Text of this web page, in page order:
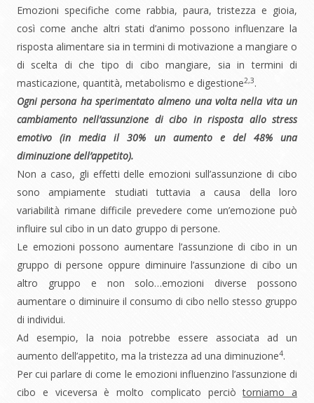
Emozioni specifiche come rabbia, paura, tristezza e gioia,
così come anche altri stati d’animo possono influenzare la
risposta alimentare sia in termini di motivazione a mangiare o
di scelta di che tipo di cibo mangiare, sia in termini di
masticazione, quantità, metabolismo e digestione2,3.
Ogni persona ha sperimentato almeno una volta nella vita un
cambiamento nell’assunzione di cibo in risposta allo stress
emotivo (in media il 30% un aumento e del 48% una
diminuzione dell’appetito).
Non a caso, gli effetti delle emozioni sull’assunzione di cibo
sono ampiamente studiati tuttavia a causa della loro
variabilità rimane difficile prevedere come un’emozione può
influire sul cibo in un dato gruppo di persone.
Le emozioni possono aumentare l’assunzione di cibo in un
gruppo di persone oppure diminuire l’assunzione di cibo un
altro gruppo e non solo…emozioni diverse possono
aumentare o diminuire il consumo di cibo nello stesso gruppo
di individui.
Ad esempio, la noia potrebbe essere associata ad un
aumento dell’appetito, ma la tristezza ad una diminuzione4.
Per cui parlare di come le emozioni influenzino l’assunzione di
cibo e viceversa è molto complicato perciòtorniamo a